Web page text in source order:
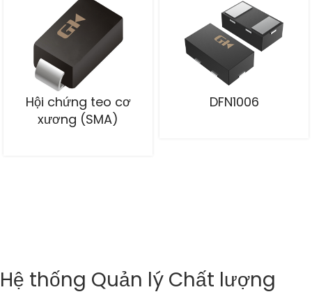
Hội chứng teo cơ
xương (SMA)
DFN1006
Hệ thống Quản lý Chất lượng